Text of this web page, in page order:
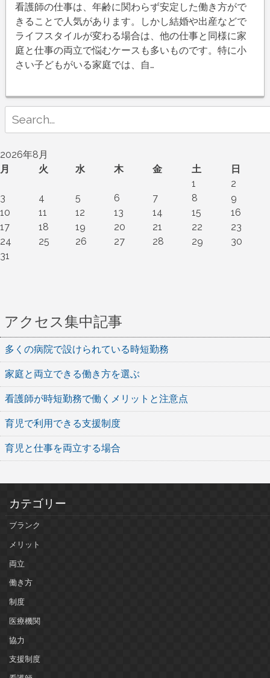
看護師の仕事は、年齢に関わらず安定した働き方がで
きることで人気があります。しかし結婚や出産などで
ライフスタイルが変わる場合は、他の仕事と同様に家
庭と仕事の両立で悩むケースも多いものです。特に小
さい子どもがいる家庭では、自…
for:
2026年8月
月
火 水 木 金 土
日
1
2
3
4 5 6 7 8
9
10
11 12 13 14 15
16
17
18 19 20 21 22
23
24
25 26 27 28 29
30
31
アクセス集中記事
多くの病院で設けられている時短勤務
家庭と両立できる働き方を選ぶ
看護師が時短勤務で働くメリットと注意点
育児で利用できる支援制度
育児と仕事を両立する場合
カテゴリー
ブランク
メリット
両立
働き方
制度
医療機関
協力
支援制度